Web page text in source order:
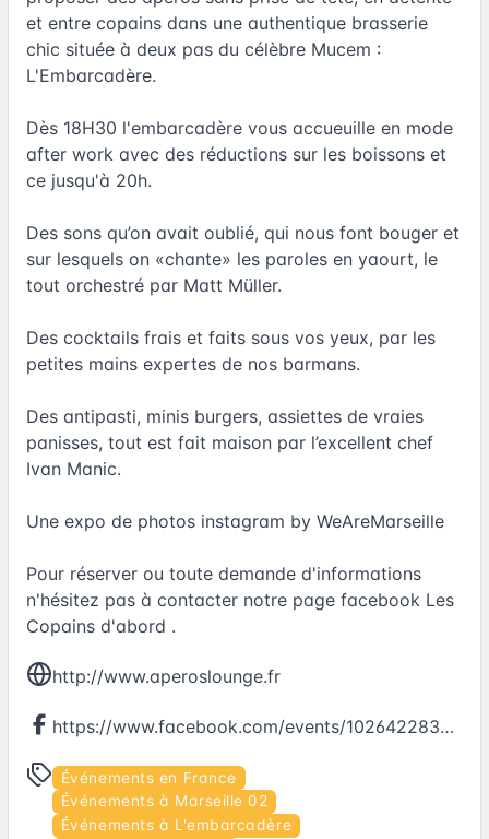
et entre copains dans une authentique brasserie
chic située à deux pas du célèbre Mucem :
L'Embarcadère.
Dès 18H30 l'embarcadère vous accueuille en mode
after work avec des réductions sur les boissons et
ce jusqu'à 20h.
Des sons qu’on avait oublié, qui nous font bouger et
sur lesquels on «chante» les paroles en yaourt, le
tout orchestré par Matt Müller.
Des cocktails frais et faits sous vos yeux, par les
petites mains expertes de nos barmans.
Des antipasti, minis burgers, assiettes de vraies
panisses, tout est fait maison par l’excellent chef
Ivan Manic.
Une expo de photos instagram by WeAreMarseille
Pour réserver ou toute demande d'informations
n'hésitez pas à contacter notre page facebook Les
Copains d'abord .
http://www.aperoslounge.fr
https://www.facebook.com/events/1026422830837049
Événements en France
Événements à Marseille 02
Événements à L'embarcadère